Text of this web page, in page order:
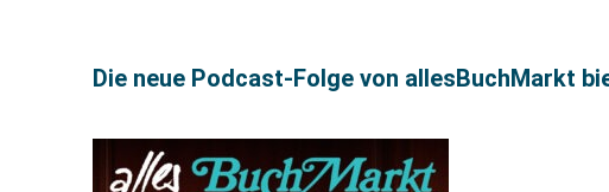
Die neue Podcast-Folge von allesBuchMarkt